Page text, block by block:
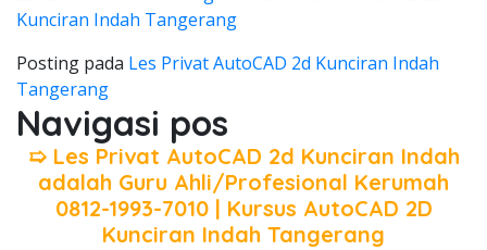
Kunciran Indah Tangerang
Posting pada Les Privat AutoCAD 2d Kunciran Indah
Tangerang
Navigasi pos
➯ Les Privat AutoCAD 2d Kunciran Indah
adalah Guru Ahli/Profesional Kerumah
0812-1993-7010 | Kursus AutoCAD 2D
Kunciran Indah Tangerang